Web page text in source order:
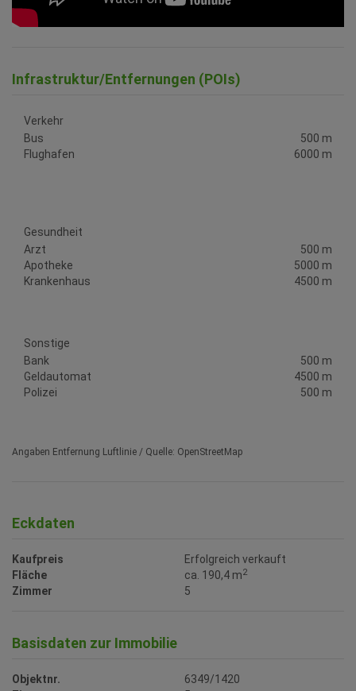
Infrastruktur/Entfernungen (POIs)
Verkehr
Bus
500 m
Flughafen
6000 m
Gesundheit
Arzt
500 m
Apotheke
5000 m
Krankenhaus
4500 m
Sonstige
Bank
500 m
Geldautomat
4500 m
Polizei
500 m
Angaben Entfernung Luftlinie / Quelle: OpenStreetMap
Eckdaten
Kaufpreis
Erfolgreich verkauft
Fläche
ca. 190,4 m2
Zimmer 5
Basisdaten zur Immobilie
Objektnr.
6349/1420